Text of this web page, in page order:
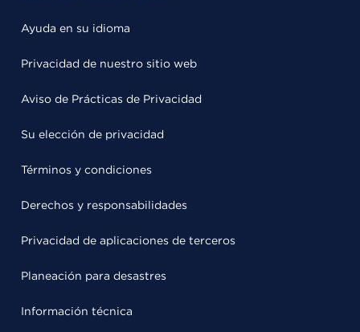
Ayuda en su idioma
Privacidad de nuestro sitio web
Aviso de Prácticas de Privacidad
Su elección de privacidad
Términos y condiciones
Derechos y responsabilidades
Privacidad de aplicaciones de terceros
Planeación para desastres
Información técnica